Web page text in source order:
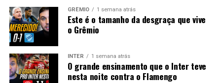
GRÊMIO 1 semana atrás
Este é o tamanho da desgraça que vive
o Grêmio
INTER 1 semana atrás
O grande ensinamento que o Inter teve
nesta noite contra o Flamengo